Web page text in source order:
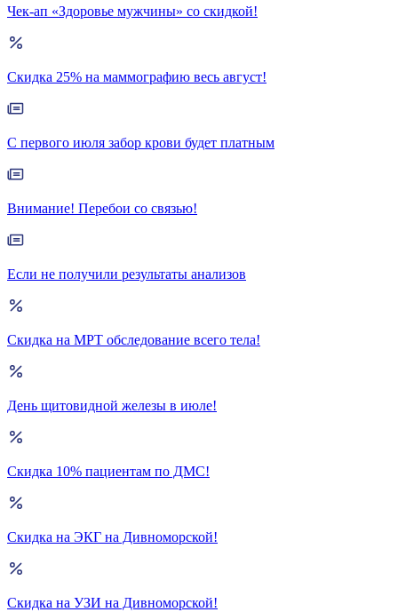
Чек-ап «Здоровье мужчины» со скидкой!
Скидка 25% на маммографию весь август!
С первого июля забор крови будет платным
Внимание! Перебои со связью!
Если не получили результаты анализов
Скидка на МРТ обследование всего тела!
День щитовидной железы в июле!
Скидка 10% пациентам по ДМС!
Скидка на ЭКГ на Дивноморской!
Скидка на УЗИ на Дивноморской!